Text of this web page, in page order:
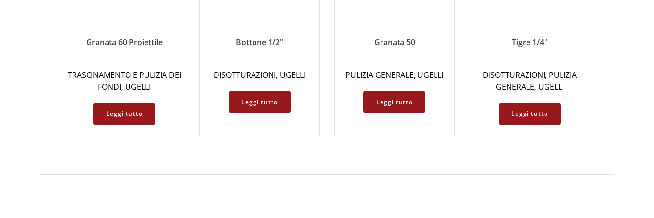
Granata 60 Proiettile
TRASCINAMENTO E PULIZIA DEI
FONDI, UGELLI
Leggi tutto
Bottone 1/2″
DISOTTURAZIONI, UGELLI
Leggi tutto
Granata 50
PULIZIA GENERALE, UGELLI
Leggi tutto
Tigre 1/4″
DISOTTURAZIONI, PULIZIA
GENERALE, UGELLI
Leggi tutto